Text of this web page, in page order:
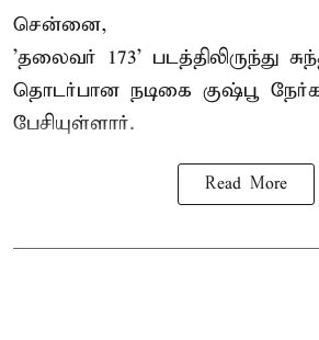
சென்னை,
'தலைவர் 173' படத்திலிருந்து
தொடர்பான நடிகை குஷ்பூ
பேசியுள்ளார்.
Read More